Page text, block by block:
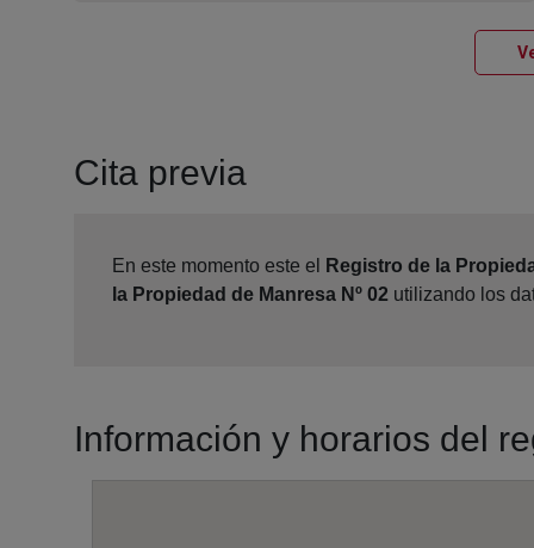
Cita previa
En este momento este el Registro de la
la Propiedad de Manresa Nº 02 utilizando los
Información y horarios del